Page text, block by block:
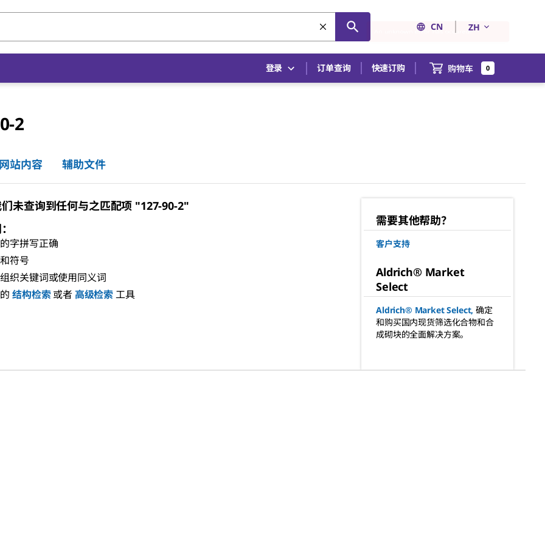
CN ZH
登录 订单查询 快速订购 购物车 0
2
网站内容 辅助文件
未查询到任何与之匹配项 "127-90-2"
字拼写正确
符号
织关键词或使用同义词
结构检索 或者高级检索工具
需要其他帮助？
客户支持
Aldrich® Market
Select
Aldrich® Market Select, 确定
和购买国内现货筛选化合物和合
成砌块的全面解决方案。